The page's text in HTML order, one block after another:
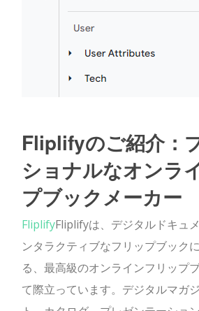
Fliplifyのご紹介：
ショナルなオンラ
プブックメーカー
FliplifyFliplifyは、デジタルドキュ
ンタラクティブなフリップブック
る、最高級のオンラインフリップ
て際立っています。デジタルマガ